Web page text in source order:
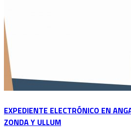
EXPEDIENTE ELECTRÓNICO EN
ZONDA Y ULLUM